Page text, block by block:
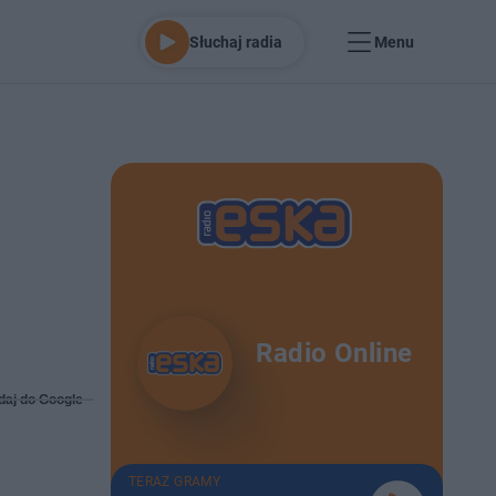
Słuchaj radia Menu
do Google
Radio Online
TERAZ GRAMY